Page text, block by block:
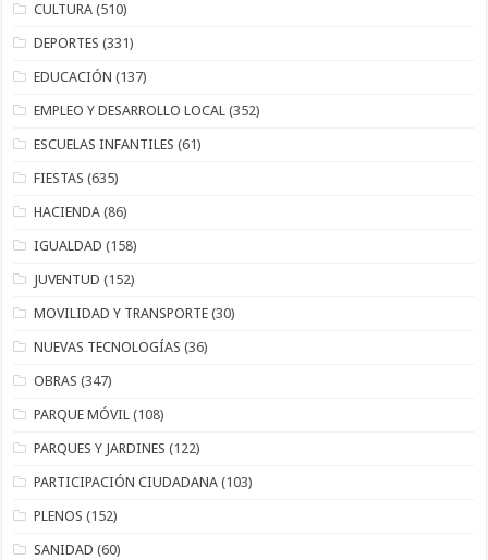
CULTURA (510)
DEPORTES (331)
EDUCACIÓN (137)
EMPLEO Y DESARROLLO LOCAL (352)
ESCUELAS INFANTILES (61)
FIESTAS (635)
HACIENDA (86)
IGUALDAD (158)
JUVENTUD (152)
MOVILIDAD Y TRANSPORTE (30)
NUEVAS TECNOLOGÍAS (36)
OBRAS (347)
PARQUE MÓVIL (108)
PARQUES Y JARDINES (122)
PARTICIPACIÓN CIUDADANA (103)
PLENOS (152)
SANIDAD (60)